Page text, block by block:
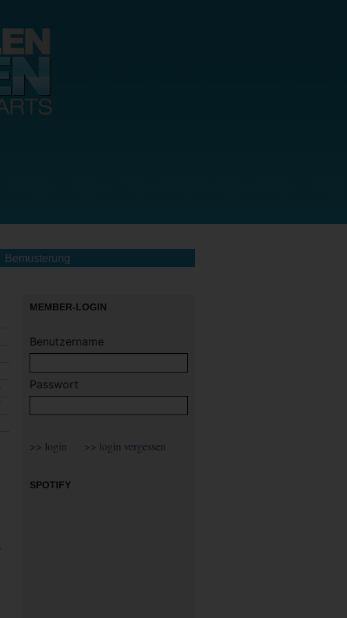
Bemusterung
MEMBER-LOGIN
Benutzername
Passwort
SPOTIFY